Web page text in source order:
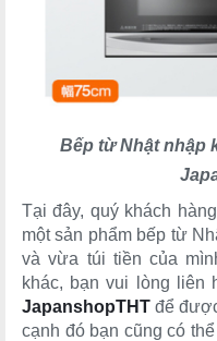
Bếp từ Nhật nhập
Tại đây, quý khách
một sản phẩm bếp từ
và vừa túi tiền của
khác, bạn vui lòng liên
JapanshopTHT để
cạnh đó bạn cũng có